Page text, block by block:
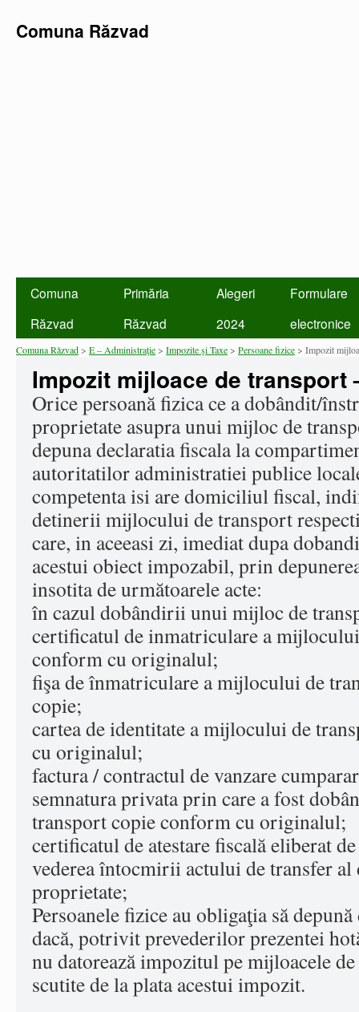
Comuna Răzvad
Comuna
Răzvad
Primăria
Răzvad
Alegeri
2024
Formulare
electronice
Comuna Răzvad> E – Administraţie> Impozite şi Taxe> Persoane fizice> Impozit
Impozit mijloace de transport
Orice persoană fizica ce a dobândit/
proprietate asupra unui mijloc de
depuna declaratia fiscala la
autoritatilor administratiei publice
competenta isi are domiciliul fiscal,
detinerii mijlocului de transport
care, in aceeasi zi, imediat dupa
acestui obiect impozabil, prin
insotita de următoarele acte:
în cazul dobândirii unui mijloc de
certificatul de inmatriculare a
conform cu originalul;
fişa de înmatriculare a mijlocului de
copie;
cartea de identitate a mijlocului de
cu originalul;
factura / contractul de vanzare
semnatura privata prin care a fost
transport copie conform cu originalul;
certificatul de atestare fiscală eliberat
vederea întocmirii actului de transfer
proprietate;
Persoanele fizice au obligaţia să
dacă, potrivit prevederilor prezentei
nu datorează impozitul pe mijloacele
scutite de la plata acestui impozit.